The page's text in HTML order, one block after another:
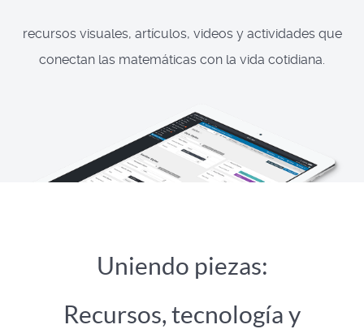
recursos visuales, artículos, videos y actividades que
conectan las matemáticas con la vida cotidiana.
Uniendo piezas:
Recursos, tecnología y